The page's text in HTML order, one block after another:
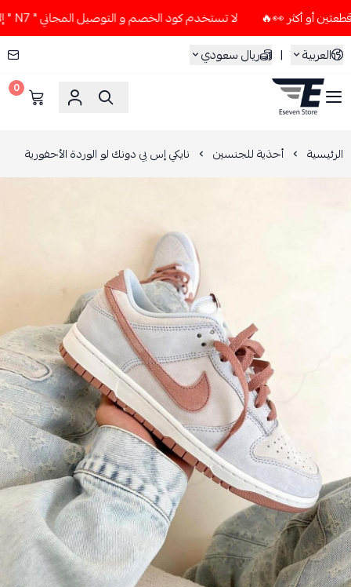
لا تستخدم كود الخصم و التوصيل المجاني " N7 " إلا إذا طلبت قطعتين أو أكثر 👀🔥
العربية
| ريال سعودي
ESEVEN STORE
0
الرئيسية أحذية للجنسين نايكي إس بي دونك لو الوردة الأحفورية